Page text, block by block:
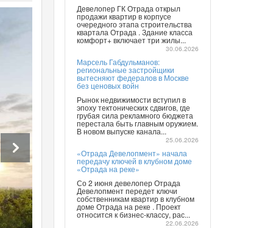
Девелопер ГК Отрада открыл
продажи квартир в корпусе
очередного этапа строительства
квартала Отрада . Здание класса
комфорт+ включает три жилы...
30.06.2026
Марсель Габдульманов:
региональные застройщики
вытесняют федералов в Москве
без ценовых войн
Рынок недвижимости вступил в
эпоху тектонических сдвигов, где
грубая сила рекламного бюджета
перестала быть главным оружием.
В новом выпуске канала...
25.06.2026
«Отрада Девелопмент» начала
передачу ключей в клубном доме
«Отрада на реке»
Со 2 июня девелопер Отрада
Девелопмент передет ключи
собственникам квартир в клубном
доме Отрада на реке . Проект
относится к бизнес-классу, рас...
22.06.2026